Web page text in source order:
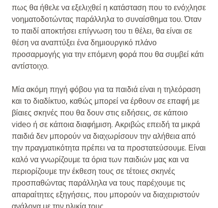
πως θα ήθελε να εξελιχθεί η κατάσταση που το ενόχλησε
νοηματοδοτώντας παράλληλα το συναίσθημα του. Όταν
το παιδί αποκτήσει επίγνωση του τι θέλει, θα είναι σε
θέση να αναπτύξει ένα δημιουργικό πλάνο
προσαρμογής για την επόμενη φορά που θα συμβεί κάτι
αντίστοιχο.
Μία ακόμη πηγή φόβου για τα παιδιά είναι η τηλεόραση
και το διαδίκτυο, καθώς μπορεί να έρθουν σε επαφή με
βίαιες σκηνές που θα δουν στις ειδήσεις, σε κάποιο
video ή σε κάποια διαφήμιση. Ακριβώς επειδή τα μικρά
παιδιά δεν μπορούν να διαχωρίσουν την αλήθεια από
την πραγματικότητα πρέπει να τα προστατεύσουμε. Είναι
καλό να γνωρίζουμε τα όρια των παιδιών μας και να
περιορίζουμε την έκθεση τους σε τέτοιες σκηνές
προσπαθώντας παράλληλα να τους παρέχουμε τις
απαραίτητες εξηγήσεις, που μπορούν να διαχειριστούν